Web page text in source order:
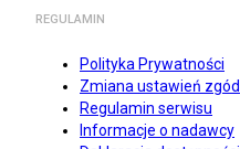
REGULAMIN
Polityka Prywatności
Zmiana ustawień zgód
Regulamin serwisu
Informacje o nadawcy